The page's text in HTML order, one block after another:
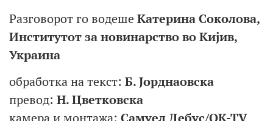
Разговорот го водеше Катерина Соколова,
Институтот за новинарство во Кијив,
Украина
обработка на текст: Б. Јорднаовска
превод: Н. Цветковска